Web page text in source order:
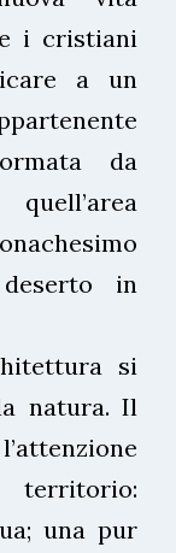
i cristiani
a un
da
in
si
natura. Il
una pur